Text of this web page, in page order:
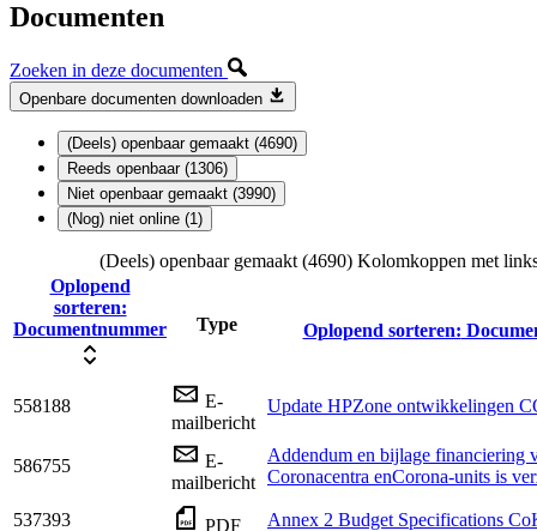
Documenten
Zoeken in deze documenten
Openbare documenten downloaden
(Deels) openbaar gemaakt (4690)
Reeds openbaar (1306)
Niet openbaar gemaakt (3990)
(Nog) niet online (1)
(Deels) openbaar gemaakt (4690) Kolomkoppen met
Oplopend
sorteren:
Documentnummer
Type Oplopend sorteren:
558188
E-
mailbericht
Update HPZone ontwikkelingen
586755
E-
mailbericht
Addendum en bijlage financiering
Coronacentra enCorona-units is
537393 PDF Annex 2 Budget Specifications